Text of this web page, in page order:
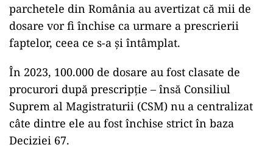
parchetele din România au avertizat că mii de
dosare vor fi închise ca urmare a prescrierii
faptelor, ceea ce s-a și întâmplat.
În 2023, 100.000 de dosare au fost clasate de
procurori după prescripție – însă Consiliul
Suprem al Magistraturii (CSM) nu a centralizat
câte dintre ele au fost închise strict în baza
Deciziei 67.